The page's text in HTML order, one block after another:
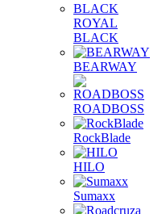
ROYAL
BLACK
BEARWAY
ROADBOSS
RockBlade
HILO
Sumaxx